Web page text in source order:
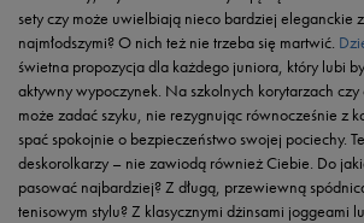
sety czy może uwielbiają nieco bardziej eleganckie
najmłodszymi? O nich też nie trzeba się martwić.
świetna propozycja dla każdego juniora, który lubi
aktywny wypoczynek. Na szkolnych korytarzach
może zadać szyku, nie rezygnując równocześnie z
spać spokojnie o bezpieczeństwo swojej pociechy.
deskorolkarzy – nie zawiodą również Ciebie. Do
pasować najbardziej? Z długą, przewiewną
tenisowym stylu? Z klasycznymi dżinsami joggeami